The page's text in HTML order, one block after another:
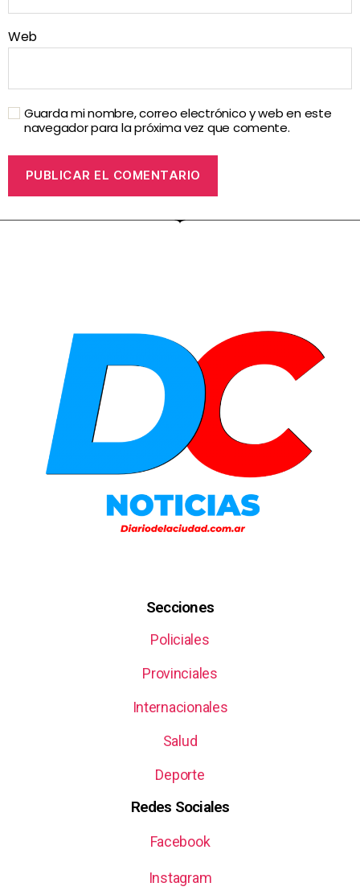
Web
Guarda mi nombre, correo electrónico y web en este
navegador para la próxima vez que comente.
Secciones
Policiales
Provinciales
Internacionales
Salud
Deporte
Redes Sociales
Facebook
Instagram